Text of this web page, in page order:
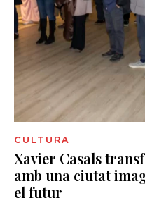
CULTURA
Xavier Casals
amb una ciutat
el futur